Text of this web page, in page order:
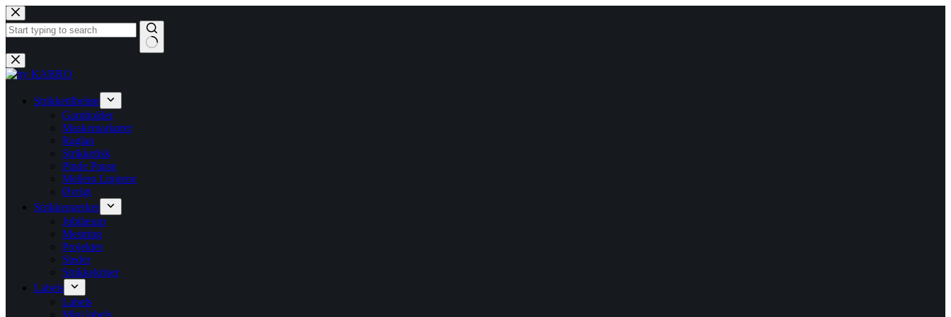
Fortsæt
til
indhold
Ingen
resultater
Strikketilbehør
Garnholder
Maskemarkører
Raglan
Strikkefisk
Pinde Pause
Mellem Linjerne
Øvrigt
Strikkemærker
Jubilæum
Mestring
Projekter
Steder
Strikkekriser
Labels
Labels
Mini labels